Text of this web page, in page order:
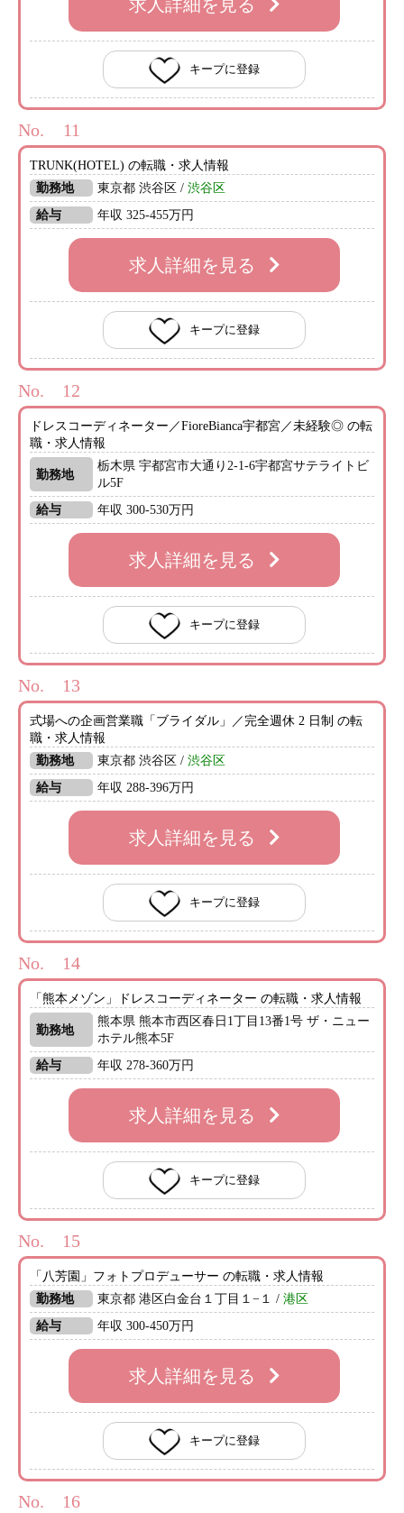
求人詳細を見る
キープに登録
No.
TRUNK(HOTEL) の転職・求人情報
勤務地
東京都 渋谷区 / 渋谷区
給与
年収 325-455万円
求人詳細を見る
キープに登録
No.
ドレスコーディネーター／FioreBianca宇都宮／未経験◎ の転
職・求人情報
勤務地
栃木県 宇都宮市大通り2-1-6宇都宮サテライトビ
ル5F
給与
年収 300-530万円
求人詳細を見る
キープに登録
No.
式場への企画営業職「ブライダル」／完全週休 2 日制 の転
職・求人情報
勤務地
東京都 渋谷区 / 渋谷区
給与
年収 288-396万円
求人詳細を見る
キープに登録
No.
「熊本メゾン」ドレスコーディネーター の転職・求人情報
勤務地
熊本県 熊本市西区春日1丁目13番1号 ザ・ニュー
ホテル熊本5F
給与
年収 278-360万円
求人詳細を見る
キープに登録
No.
「八芳園」フォトプロデューサー の転職・求人情報
勤務地
東京都 港区白金台１丁目１−１ / 港区
給与
年収 300-450万円
求人詳細を見る
キープに登録
No.